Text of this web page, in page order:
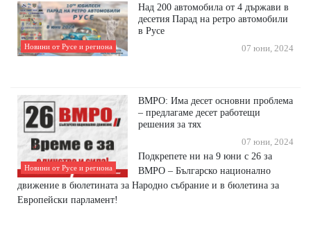
Новини от Русе и региона
Над 200 автомобила от 4 държави в
десетия Парад на ретро автомобили
в Русе
07 юни, 2024
Новини от Русе и региона
ВМРО: Има десет основни проблема
– предлагаме десет работещи
решения за тях
07 юни, 2024
Подкрепете ни на 9 юни с 26 за
ВМРО – Българско национално
движение в бюлетината за Народно събрание и в бюлетина за
Европейски парламент!